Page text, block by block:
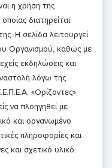
η χρήση της
διατηρείται
Η σελίδα λειτουργεί
Οργανισμού, καθώς με
εκδηλώσεις και
λόγω της
«Ορίζοντες»,
να πλοηγηθεί με
και οργανωμένο
πληροφορίες και
και σχετικό υλικό.